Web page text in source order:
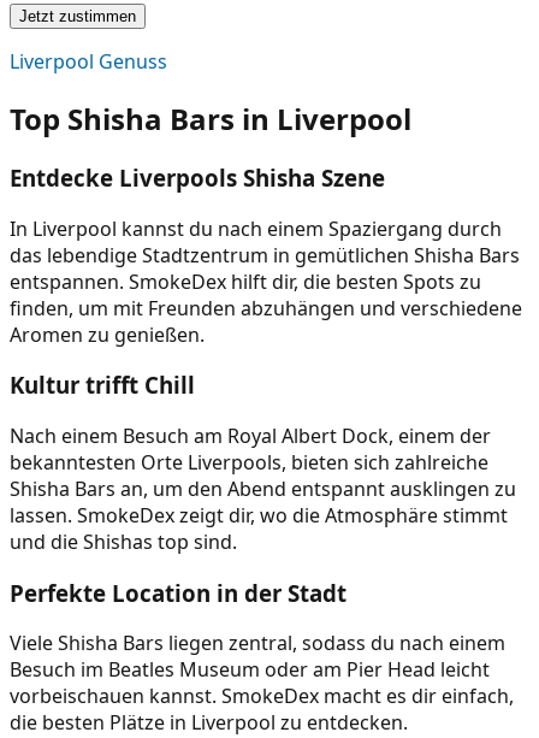
Jetzt zustimmen
Liverpool Genuss
Top Shisha Bars in Liverpool
Entdecke Liverpools Shisha Szene
In Liverpool kannst du nach einem Spaziergang durch
das lebendige Stadtzentrum in gemütlichen Shisha Bars
entspannen. SmokeDex hilft dir, die besten Spots zu
finden, um mit Freunden abzuhängen und verschiedene
Aromen zu genießen.
Kultur trifft Chill
Nach einem Besuch am Royal Albert Dock, einem der
bekanntesten Orte Liverpools, bieten sich zahlreiche
Shisha Bars an, um den Abend entspannt ausklingen zu
lassen. SmokeDex zeigt dir, wo die Atmosphäre stimmt
und die Shishas top sind.
Perfekte Location in der Stadt
Viele Shisha Bars liegen zentral, sodass du nach einem
Besuch im Beatles Museum oder am Pier Head leicht
vorbeischauen kannst. SmokeDex macht es dir einfach,
die besten Plätze in Liverpool zu entdecken.